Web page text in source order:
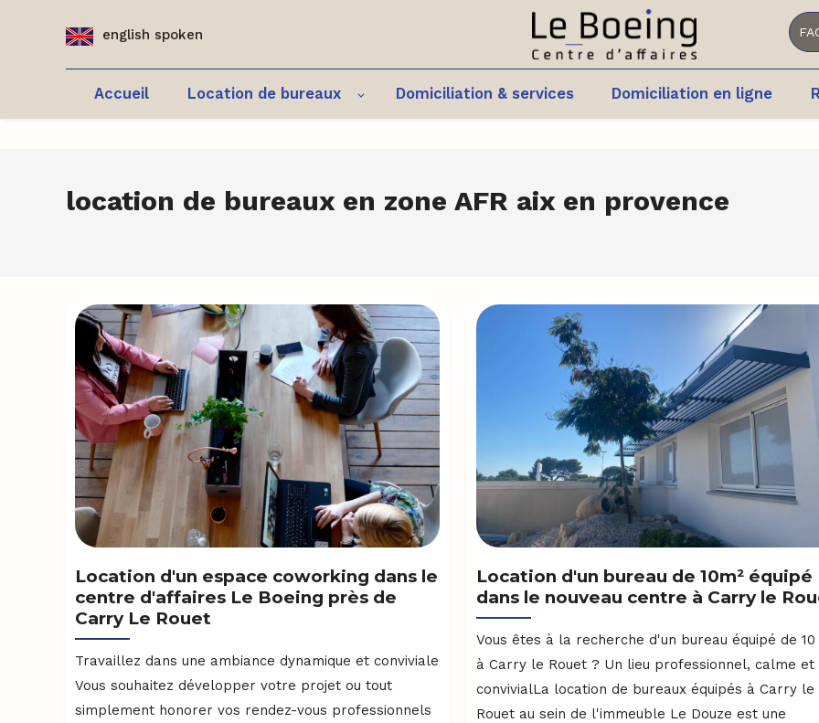
english spoken
Accueil Location de bureaux Domiciliation & services Domiciliation en ligne
location de bureaux en zone AFR aix en provence
Location d'un espace coworking dans le
centre d'affaires Le Boeing près de
Carry Le Rouet
Travaillez dans une ambiance dynamique et conviviale
Vous souhaitez développer votre projet ou tout
simplement honorer vos rendez-vous professionnels
Location d'un bureau de 10m² équipé
dans le nouveau centre à Carry le
Vous êtes à la recherche d'un bureau équipé de 10
à Carry le Rouet ? Un lieu professionnel, calme et
convivialLa location de bureaux équipés à Carry le
Rouet au sein de l'immeuble Le Douze est une